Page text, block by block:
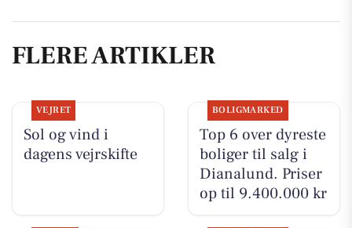
FLERE ARTIKLER
VEJRET
Sol og vind i
dagens vejrskifte
BOLIGMARKED
Top 6 over dyreste
boliger til salg i
Dianalund. Priser
op til 9.400.000 kr